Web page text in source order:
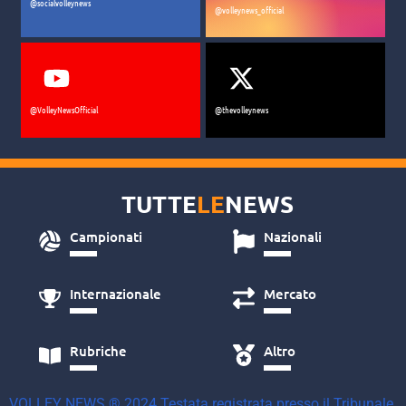
@volleynews_official
@VolleyNewsOfficial @thevolleynews
TUTTELENEWS
Campionati Nazionali
Internazionale Mercato
Rubriche Altro